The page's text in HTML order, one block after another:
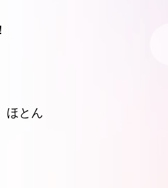
ほとん